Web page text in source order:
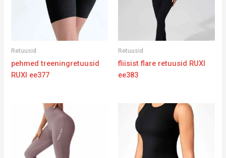
Retuusid
pehmed treeningretuusid
RUXI ee377
Retuusid
fliisist flare retuusid RUXI
ee383